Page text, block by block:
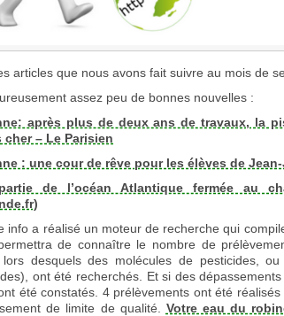
articles que nous avons fait suivre au mois de
assez peu de bonnes nouvelles :
après plus de deux ans de travaux, la
cher – Le Parisien
: une cour de rêve pour les élèves de
de l’océan Atlantique fermée au
info a réalisé un moteur de recherche qui
de connaître le nombre de
lors desquels des molécules de pesticides,
ont été recherchés. Et si des
été constatés. 4 prélèvements ont été
de limite de qualité. Votre eau du